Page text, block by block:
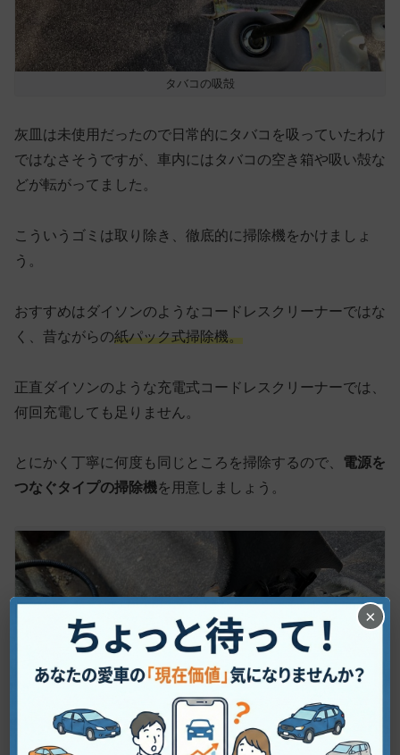
タバコの吸殻
灰皿は未使用だったので日常的にタバコを吸っていたわけ
ではなさそうですが、車内にはタバコの空き箱や吸い殻な
どが転がってました。
こういうゴミは取り除き、徹底的に掃除機をかけましょ
う。
おすすめはダイソンのようなコードレスクリーナーではな
く、昔ながらの紙パック式掃除機。
正直ダイソンのような充電式コードレスクリーナーでは、
何回充電しても足りません。
とにかく丁寧に何度も同じところを掃除するので、
電源を
つなぐタイプの掃除機を用意しましょう。
×